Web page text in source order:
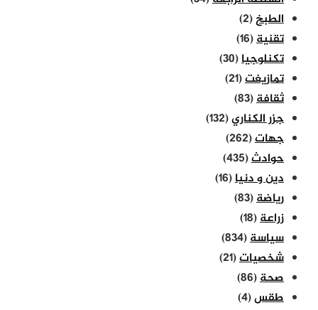
الطبخ(2)
تقنية(16)
تكنلوجيا(30)
تمازيغت(21)
ثقافة(83)
جزر الكناري(132)
جهات(262)
حوادث(435)
دين و دنيا(16)
رياضة(83)
زراعة(18)
سياسة(834)
شخصيات(21)
صحة(86)
طقس(4)